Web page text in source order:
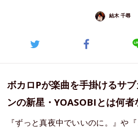
結木 千尋
ボカロPが楽曲を手掛けるサ
ンの新星・YOASOBIとは何者
『ずっと真夜中でいいのに。』や